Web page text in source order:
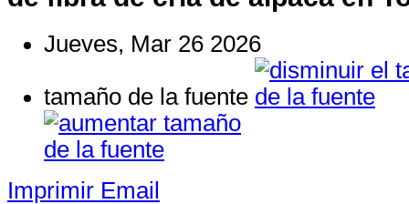
Jueves, Mar 26 2026
tamaño de la fuente
Imprimir Email